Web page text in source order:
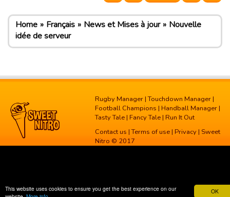
OK
This website uses cookies to ensure you get the best experience on our
Home Français News et Mises à jour
Nouvelle
idée de serveur
Rugby Manager |Touchdown Manager |
Football Champions | Handball Manager |
Tasty Tale | Fancy Tale | Run It Out
Contact us |Terms of use | Privacy | Sweet
Nitro © 2017